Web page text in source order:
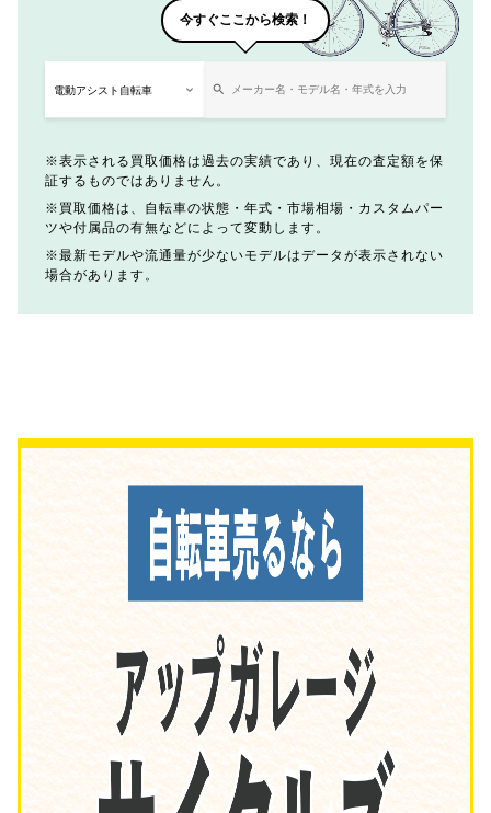
今すぐここから検索！
表示される買取価格は過去の実績であり、現在の査定額を保
証するものではありません。
買取価格は、自転車の状態・年式・市場相場・カスタムパー
ツや付属品の有無などによって変動します。
最新モデルや流通量が少ないモデルはデータが表示されない
場合があります。